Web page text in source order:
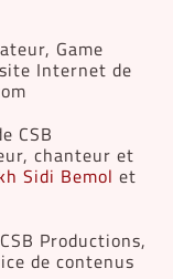
Game
Internet de
CSB
chanteur et
Sidi Bemol et
Productions,
de contenus